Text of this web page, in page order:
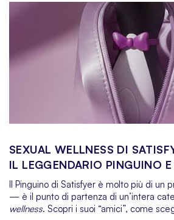
con quali ingredienti è meglio abbinarlo
SEXUAL WELLNESS DI
IL LEGGENDARIO PINGUINO
Il Pinguino di Satisfyer è molto più di un
— è il punto di partenza di un’intera
wellness. Scopri i suoi “amici”, come